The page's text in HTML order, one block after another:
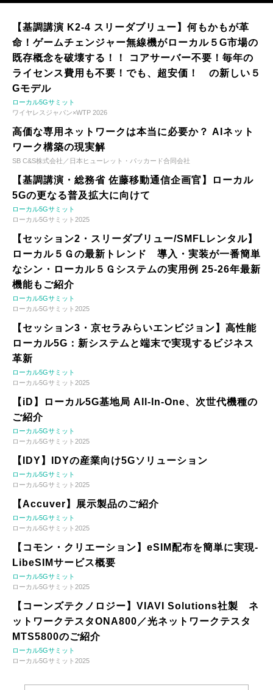
【基調講演 K2-4 スリーダブリュー】何もかもが革
命！ゲームチェンジャー無線機がローカル５G市場の
既存概念を破壊する！！ コアサーバー不要！毎年の
ライセンス費用も不要！でも、超安価！ の新しい５
Gモデル
ローカル5Gサミット
ワイヤレスジャパン×WTP 2026
高価な専用ネットワークは本当に必要か？ AIネット
ワーク構築の現実解
SB C&S株式会社／日本ヒューレット・パッカード合同会社
【基調講演・総務省 佐藤移動通信企画官】ローカル
5Gの更なる普及拡大に向けて
ローカル5Gサミット
ローカル5Gサミット2025
【セッション2・スリーダブリュー/SMFLレンタル】
ローカル５Ｇの最新トレンド 導入・実装が一番簡単
なシン・ローカル５Ｇシステムの実用例 25-26年最新
機能もご紹介
ローカル5Gサミット
ローカル5Gサミット2025
【セッション3・京セラみらいエンビジョン】高性能
ローカル5G：新システムと端末で実現するビジネス
革新
ローカル5Gサミット
ローカル5Gサミット2025
【iD】ローカル5G基地局 All-In-One、次世代機種の
ご紹介
ローカル5Gサミット
ローカル5Gサミット2025
【IDY】IDYの産業向け5Gソリューション
ローカル5Gサミット
ローカル5Gサミット2025
【Accuver】展示製品のご紹介
ローカル5Gサミット
ローカル5Gサミット2025
【コモン・クリエーション】eSIM配布を簡単に実現-
LibeSIMサービス概要
ローカル5Gサミット
ローカル5Gサミット2025
【コーンズテクノロジー】VIAVI Solutions社製 ネ
ットワークテスタONA800／光ネットワークテスタ
MTS5800のご紹介
ローカル5Gサミット
ローカル5Gサミット2025